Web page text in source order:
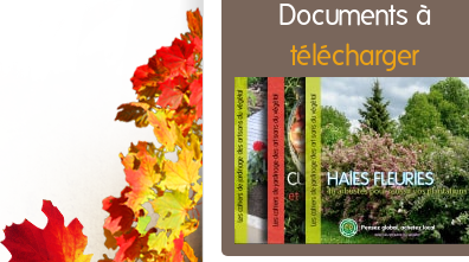
Documents à
télécharger